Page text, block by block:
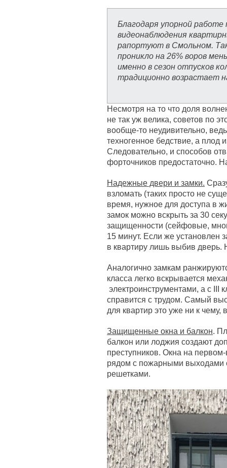
Благодаря упорной
видеонаблюдения
рапортуют в Смольном.
проникло на 26% воров
именно в сезон отпусков
традиционно возрастает
Несмотря на то что доля
не так уж велика, советов по
вообще-то неудивительно,
техногенное бедствие, а плод
Следовательно, и способов
форточников предостаточно.
Надежные двери и замки.
взломать (таких просто не
время, нужное для доступа в
замок можно вскрыть за 30
защищенности (сейфовые,
15 минут. Если же установлен
в квартиру лишь выбив дверь.
Аналогично замкам
класса легко вскрывается
электроинструментами, а с
справится с трудом. Самый
для квартир это уже ни к чему,
Защищенные окна и балкон.
балкон или лоджия создают
преступников. Окна на
рядом с пожарными выходами
решетками.